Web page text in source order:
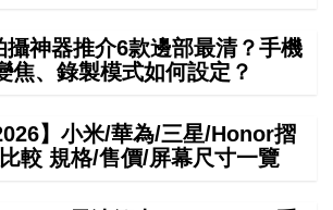
攝神器推介6款邊部最清？手機
焦、錄製模式如何設定？
】小米/華為/三星/Honor摺
較 規格/售價/屏幕尺寸一覽